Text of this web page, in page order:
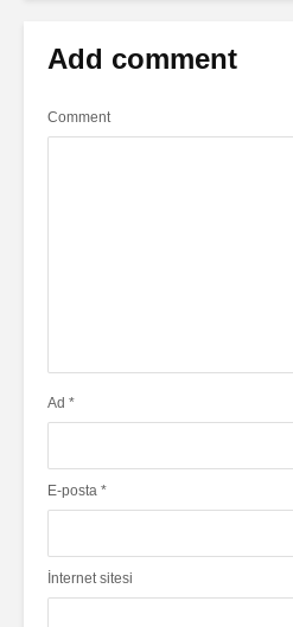
Add comment
Comment
Ad *
E-posta *
İnternet sitesi